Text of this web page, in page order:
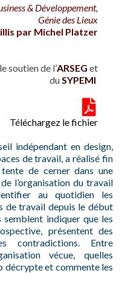
& Développement,
Génie des Lieux
par Michel Platzer
soutien de l’ARSEG et
duSYPEMI
Téléchargez le fichier
indépendant en design,
de travail, a réalisé fin
de cerner dans une
l’organisation du travail
au quotidien les
de travail depuis le début
indiquer que les
présentent des
contradictions. Entre
vécue, quelles
décrypte et commente les